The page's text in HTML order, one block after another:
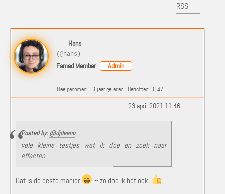
RSS
Hans
(@hans)
Famed Member Admin
Deelgenomen: 13 jaar geleden Berichten: 3147
23 april 2021 11:46
Posted by:@djdeeno
vele kleine testjes wat ik doe en zoek naar
effecten
Dat is de beste manier -- zo doe ik het ook.